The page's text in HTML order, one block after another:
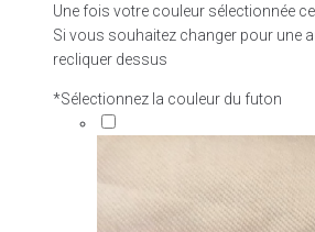
Une fois votre couleur sélectionnée
Si vous souhaitez changer pour une
recliquer dessus
*Sélectionnez la couleur du futon